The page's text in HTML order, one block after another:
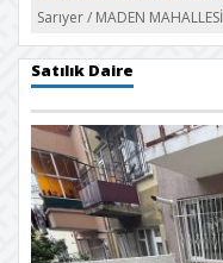
Sarıyer/ MADEN MAHALLESİ
Satılık Daire